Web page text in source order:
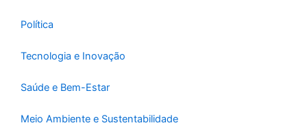
Política
Tecnologia e Inovação
Saúde e Bem-Estar
Meio Ambiente e Sustentabilidade